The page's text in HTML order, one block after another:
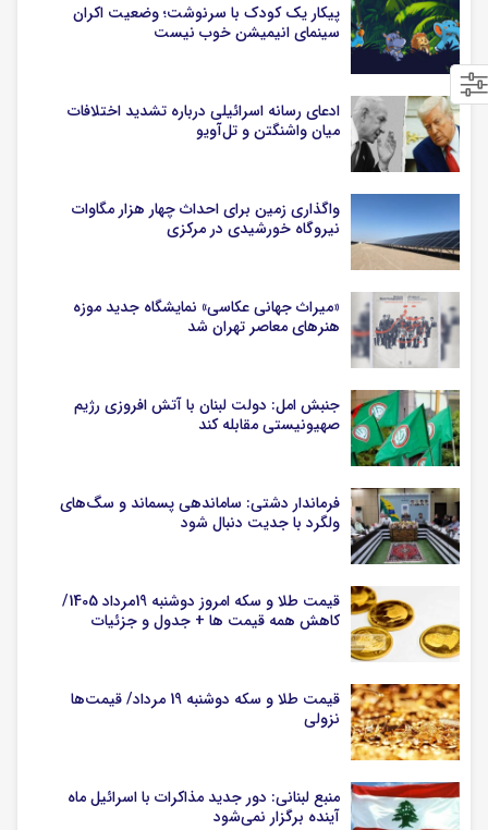
پیکار یک کودک با سرنوشت؛ وضعیت اکران
سینمای انیمیشن خوب نیست
ادعای رسانه اسرائیلی درباره تشدید اختلافات
میان واشنگتن و تل‌آویو
واگذاری زمین برای احداث چهار هزار مگاوات
نیروگاه خورشیدی در مرکزی
«میراث جهانی عکاسی» نمایشگاه جدید موزه
هنرهای معاصر تهران شد
جنبش امل: دولت لبنان با آتش افروزی رژیم
صهیونیستی مقابله کند
فرماندار دشتی: ساماندهی پسماند و سگ‌های
ولگرد با جدیت دنبال شود
قیمت طلا و سکه امروز دوشنبه 19مرداد 1405/
کاهش همه قیمت ها + جدول و جزئیات
قیمت طلا و سکه دوشنبه 19 مرداد/ قیمت‌ها
نزولی
منبع لبنانی: دور جدید مذاکرات با اسرائیل ماه
آینده برگزار نمی‌شود